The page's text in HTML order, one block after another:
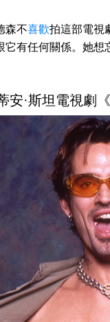
森不喜歡拍這部電視
它有任何關係。她
安·斯坦電視劇